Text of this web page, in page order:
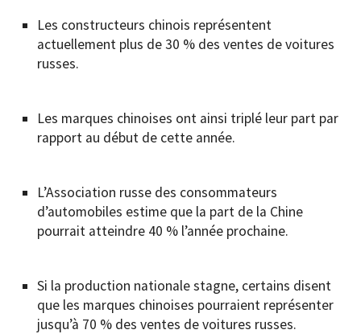
Les constructeurs chinois représentent
actuellement plus de 30 % des ventes de voitures
russes.
Les marques chinoises ont ainsi triplé leur part par
rapport au début de cette année.
L’Association russe des consommateurs
d’automobiles estime que la part de la Chine
pourrait atteindre 40 % l’année prochaine.
Si la production nationale stagne, certains disent
que les marques chinoises pourraient représenter
jusqu’à 70 % des ventes de voitures russes.